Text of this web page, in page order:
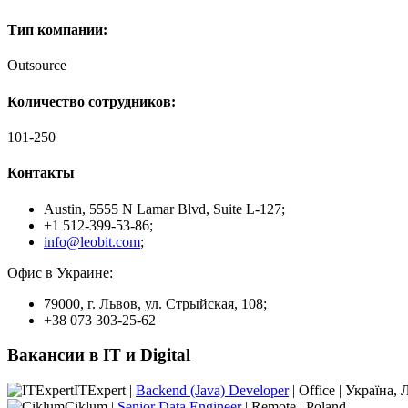
Тип компании:
Outsource
Количество сотрудников:
101-250
Контакты
Austin, 5555 N Lamar Blvd, Suite L-127;
+1 512-399-53-86;
info@leobit.com;
Офис в Украине:
79000, г. Львов, ул. Стрыйская, 108;
+38 073 303-25-62
Вакансии в IT и Digital
ITExpert | Backend (Java) Developer| Office | Україна,